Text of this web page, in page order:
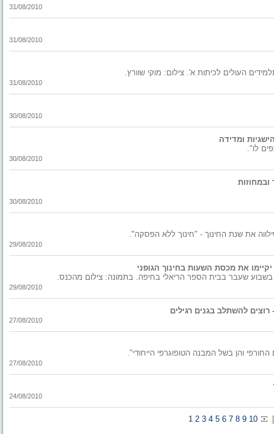
31/08/2010
31/08/2010
העולים לכיתות א'. צילום: מוקי שוורץ.
31/08/2010
30/08/2010
ומדידה
לו".
30/08/2010
30/08/2010
את שנת החינוך - "חינוך ללא הפסקה".
29/08/2010
את מכסת השעות בחינוך הגופני
בשבוע שעבר בבית הספר הריאלי בחיפה. בתמונה: צילום מהכנס.
29/08/2010
להשתלב בגנים רגילים
27/08/2010
והן בשל המבנה הטופוגרפי הייחודי".
27/08/2010
24/08/2010
1 2 3 4 5 6 7 8 9 10 [